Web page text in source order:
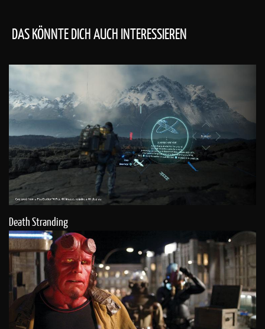
DAS KÖNNTE DICH AUCH INTERESSIEREN
Death Stranding